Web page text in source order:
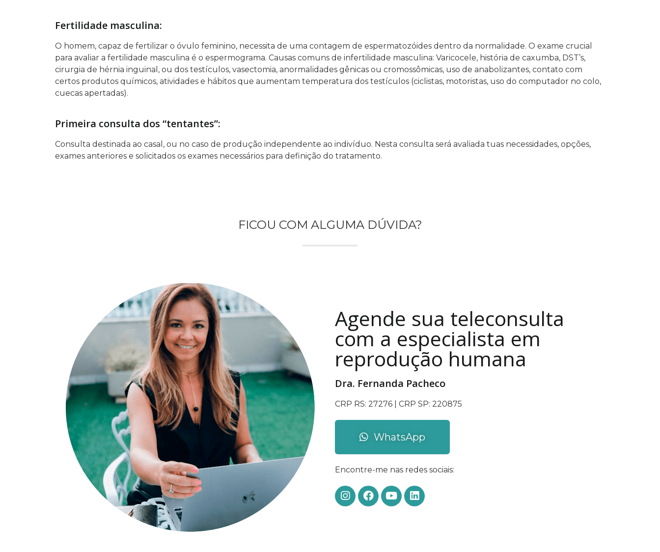
Fertilidade masculina:
O homem, capaz de fertilizar o óvulo feminino, necessita de uma contagem de espermatozóides dentro da normalidade. O exame crucial
para avaliar a fertilidade masculina é o espermograma. Causas comuns de infertilidade masculina: Varicocele, história de caxumba, DST’s,
cirurgia de hérnia inguinal, ou dos testículos, vasectomia, anormalidades gênicas ou cromossômicas, uso de anabolizantes, contato com
certos produtos químicos, atividades e hábitos que aumentam temperatura dos testículos (ciclistas, motoristas, uso do computador no colo,
cuecas apertadas).
Primeira consulta dos “tentantes”:
Consulta destinada ao casal, ou no caso de produção independente ao indivíduo. Nesta consulta será avaliada tuas necessidades, opções,
exames anteriores e solicitados os exames necessários para definição do tratamento.
FICOU COM ALGUMA DÚVIDA?
Agende sua teleconsulta
com a especialista em
reprodução humana
Dra. Fernanda Pacheco
CRP RS: 27276 | CRP SP: 220875
WhatsApp
Encontre-me nas redes sociais: